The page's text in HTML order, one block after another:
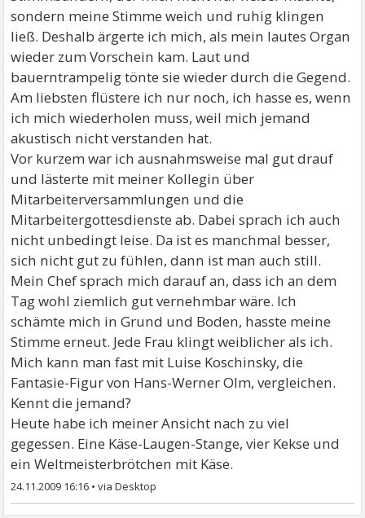
sondern meine Stimme weich und ruhig klingen
ließ. Deshalb ärgerte ich mich, als mein lautes Organ
wieder zum Vorschein kam. Laut und
bauerntrampelig tönte sie wieder durch die Gegend.
Am liebsten flüstere ich nur noch, ich hasse es, wenn
ich mich wiederholen muss, weil mich jemand
akustisch nicht verstanden hat.
Vor kurzem war ich ausnahmsweise mal gut drauf
und lästerte mit meiner Kollegin über
Mitarbeiterversammlungen und die
Mitarbeitergottesdienste ab. Dabei sprach ich auch
nicht unbedingt leise. Da ist es manchmal besser,
sich nicht gut zu fühlen, dann ist man auch still.
Mein Chef sprach mich darauf an, dass ich an dem
Tag wohl ziemlich gut vernehmbar wäre. Ich
schämte mich in Grund und Boden, hasste meine
Stimme erneut. Jede Frau klingt weiblicher als ich.
Mich kann man fast mit Luise Koschinsky, die
Fantasie-Figur von Hans-Werner Olm, vergleichen.
Kennt die jemand?
Heute habe ich meiner Ansicht nach zu viel
gegessen. Eine Käse-Laugen-Stange, vier Kekse und
ein Weltmeisterbrötchen mit Käse.
24.11.2009 16:16 •